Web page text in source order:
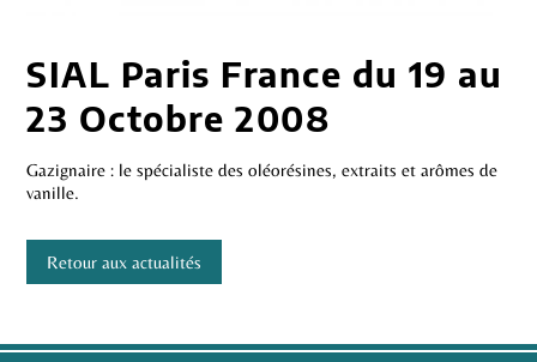
SIAL Paris France du 19 au
23 Octobre 2008
Gazignaire : le spécialiste des oléorésines, extraits et arômes de
vanille.
Retour aux actualités